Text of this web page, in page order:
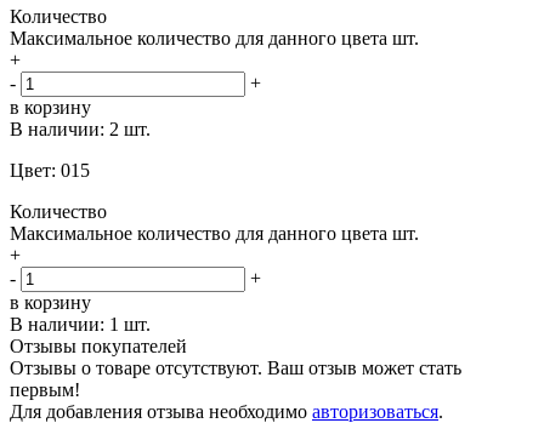
Количество
Максимальное количество для данного цвета шт.
+
-
+
в корзину
В наличии: 2 шт.
Цвет: 015
Количество
Максимальное количество для данного цвета шт.
+
-
+
в корзину
В наличии: 1 шт.
Отзывы покупателей
Отзывы о товаре отсутствуют. Ваш отзыв может стать
первым!
Для добавления отзыва необходимо авторизоваться.